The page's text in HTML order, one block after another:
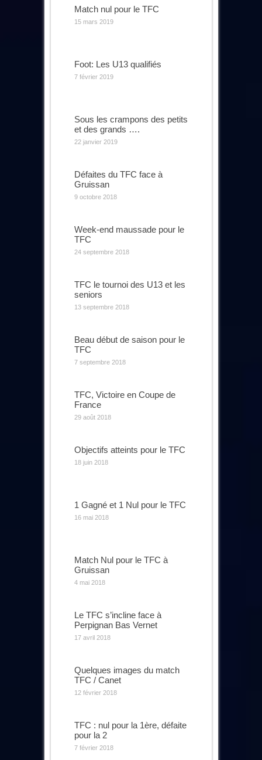
Match nul pour le TFC
15 mars 2019
Foot: Les U13 qualifiés
7 février 2019
Sous les crampons des petits
et des grands ….
22 janvier 2019
Défaites du TFC face à
Gruissan
9 octobre 2018
Week-end maussade pour le
TFC
24 septembre 2018
TFC le tournoi des U13 et les
seniors
13 septembre 2018
Beau début de saison pour le
TFC
7 septembre 2018
TFC, Victoire en Coupe de
France
29 août 2018
Objectifs atteints pour le TFC
18 juin 2018
1 Gagné et 1 Nul pour le TFC
16 mai 2018
Match Nul pour le TFC à
Gruissan
4 mai 2018
Le TFC s’incline face à
Perpignan Bas Vernet
17 avril 2018
Quelques images du match
TFC / Canet
12 février 2018
TFC : nul pour la 1ère, défaite
pour la 2
7 février 2018